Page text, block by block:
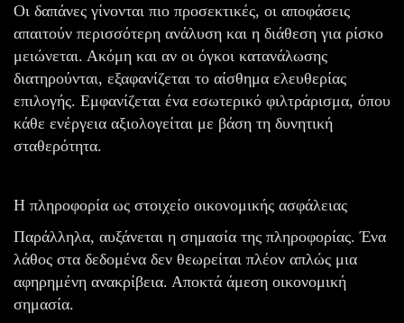
Οι δαπάνες γίνονται πιο προσεκτικές, οι αποφάσεις
απαιτούν περισσότερη ανάλυση και η διάθεση για ρίσκο
μειώνεται. Ακόμη και αν οι όγκοι κατανάλωσης
διατηρούνται, εξαφανίζεται το αίσθημα ελευθερίας
επιλογής. Εμφανίζεται ένα εσωτερικό φιλτράρισμα, όπου
κάθε ενέργεια αξιολογείται με βάση τη δυνητική
σταθερότητα.
Η πληροφορία ως στοιχείο οικονομικής ασφάλειας
Παράλληλα, αυξάνεται η σημασία της πληροφορίας. Ένα
λάθος στα δεδομένα δεν θεωρείται πλέον απλώς μια
αφηρημένη ανακρίβεια. Αποκτά άμεση οικονομική
σημασία.